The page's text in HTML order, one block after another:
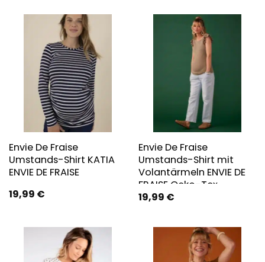
Envie De Fraise
Umstands-Shirt KATIA
ENVIE DE FRAISE
19,99 €
Envie De Fraise
Umstands-Shirt mit
Volantärmeln ENVIE DE
FRAISE Oeko-Tex
19,99 €